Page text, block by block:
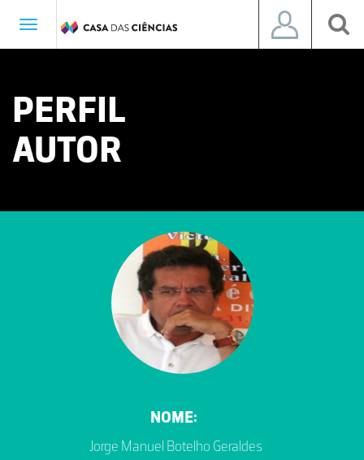
Toggle
PERFIL
AUTOR
NOME:
Jorge Manuel Botelho Geraldes